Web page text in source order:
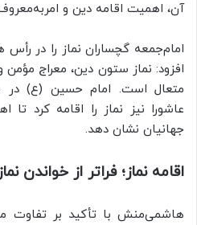
آن، اهمیت اقامه دین و
امام‌جمعه گچساران نماز را در
افزود: نماز ستون دین، معراج
متعال است. امام حسین (ع) در
عاشورا نیز نماز را اقامه کرد
جهانیان نشان دهد.
اقامه نماز؛ فراتر از خواندن نماز
هاشمی‌منش با تأکید بر تفاوت